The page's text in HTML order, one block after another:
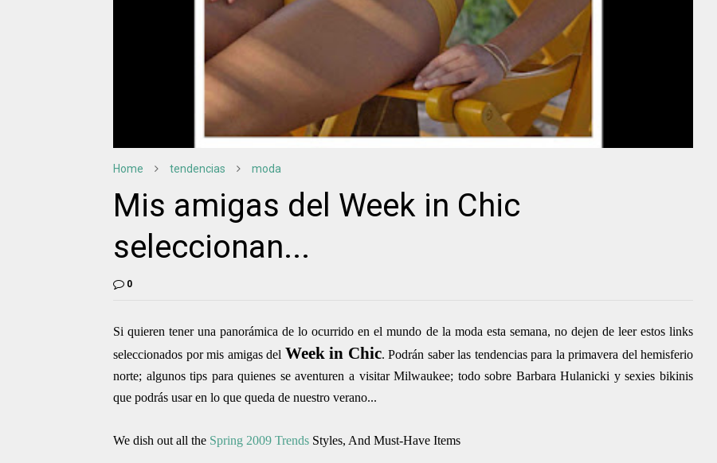
Home tendencias moda
Mis amigas del Week in Chic
seleccionan...
0
Si quieren tener una panorámica de lo ocurrido en el mundo de la moda esta semana, no dejen de leer estos links
seleccionados por mis amigas del Week in Chic. Podrán saber las tendencias para la primavera del hemisferio
norte; algunos tips para quienes se aventuren a visitar Milwaukee; todo sobre Barbara Hulanicki y sexies bikinis
que podrás usar en lo que queda de nuestro verano...
We dish out all the Spring 2009 Trends Styles, And Must-Have Items